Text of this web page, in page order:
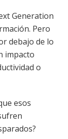
Generation
Pero
debajo de lo
impacto
o
esos